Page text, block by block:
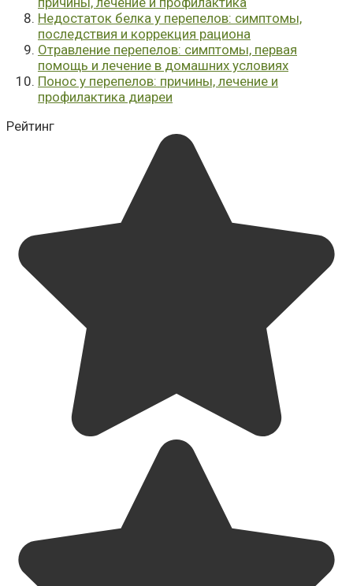
Недостаток белка у перепелов: симптомы,
последствия и коррекция рациона
Отравление перепелов: симптомы, первая
помощь и лечение в домашних условиях
Понос у перепелов: причины, лечение и
профилактика диареи
Рейтинг